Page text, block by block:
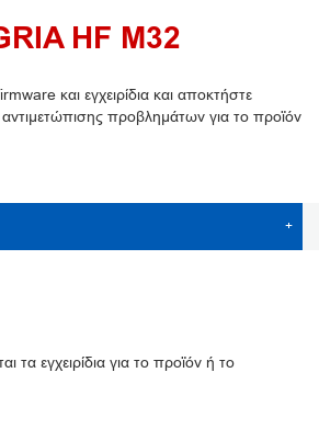
HF M32
και εγχειρίδια και αποκτήστε
προβλημάτων για το προϊόν
+
τα εγχειρίδια για το προϊόν ή το